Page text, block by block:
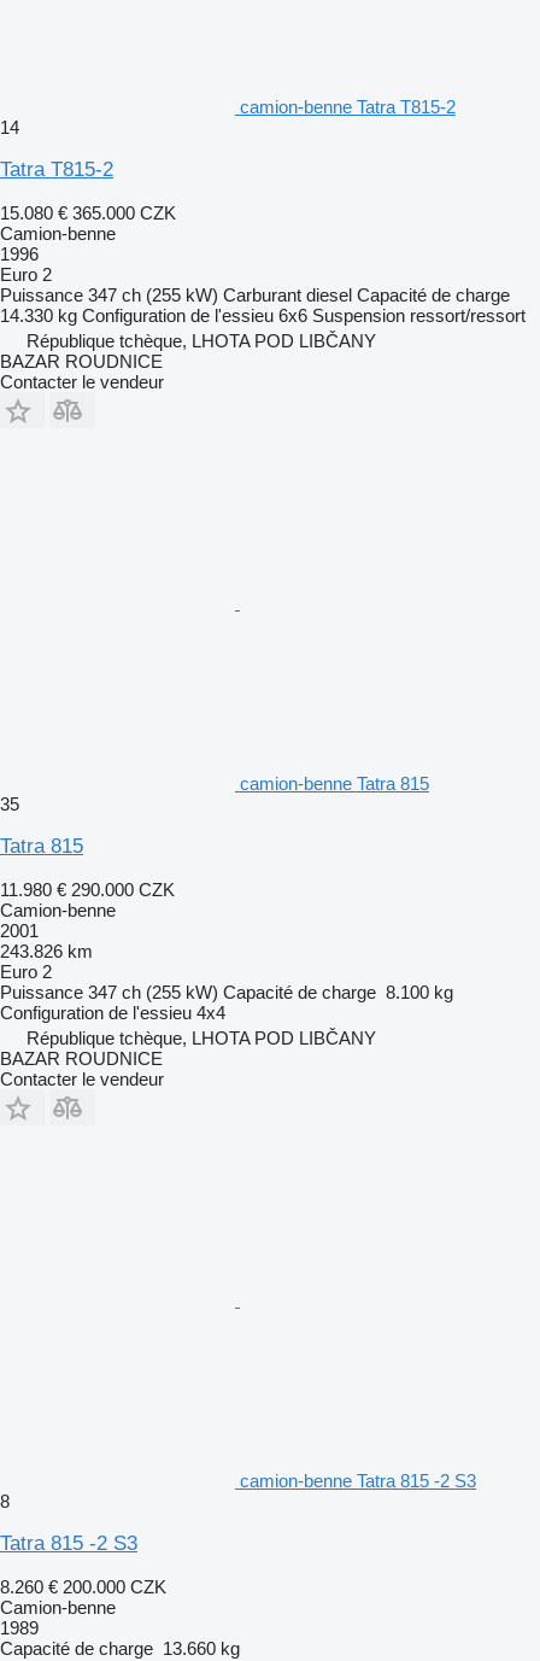
camion-benne Tatra T815-2
14
Tatra T815-2
15.080 € 365.000 CZK
Camion-benne
1996
Euro 2
Puissance 347 ch (255 kW) Carburant diesel Capacité de charge
14.330 kg Configuration de l'essieu 6x6 Suspension ressort/ressort
République tchèque, LHOTA POD LIBČANY
BAZAR ROUDNICE
Contacter le vendeur
camion-benne Tatra 815
35
Tatra 815
11.980 € 290.000 CZK
Camion-benne
2001
243.826 km
Euro 2
Puissance 347 ch (255 kW) Capacité de charge 8.100 kg
Configuration de l'essieu 4x4
République tchèque, LHOTA POD LIBČANY
BAZAR ROUDNICE
Contacter le vendeur
camion-benne Tatra 815 -2 S3
8
Tatra 815 -2 S3
8.260 € 200.000 CZK
Camion-benne
1989
Capacité de charge 13.660 kg